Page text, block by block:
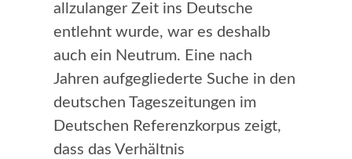
allzulanger Zeit ins Deutsche
entlehnt wurde, war es deshalb
auch ein Neutrum. Eine nach
Jahren aufgegliederte Suche in den
deutschen Tageszeitungen im
Deutschen Referenzkorpus zeigt,
dass das Verhältnis